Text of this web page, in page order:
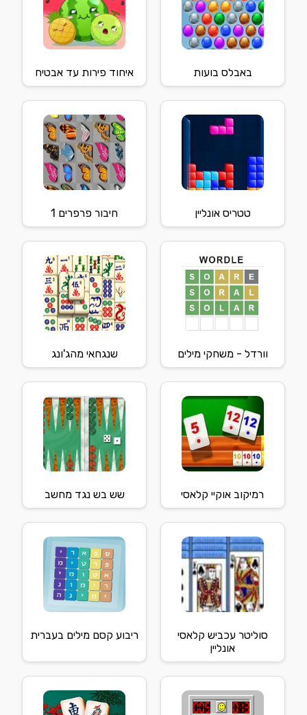
באבלס בועות איחוד פירות עד אבטיח
טטריס אונליין חיבור פרפרים 1
וורדל - משחקי מילים שנגחאי מהג'ונג
רמיקוב אוקיי קלאסי שש בש נגד מחשב
סוליטר עכביש קלאסי
אונליין
ריבוע קסם מילים בעברית